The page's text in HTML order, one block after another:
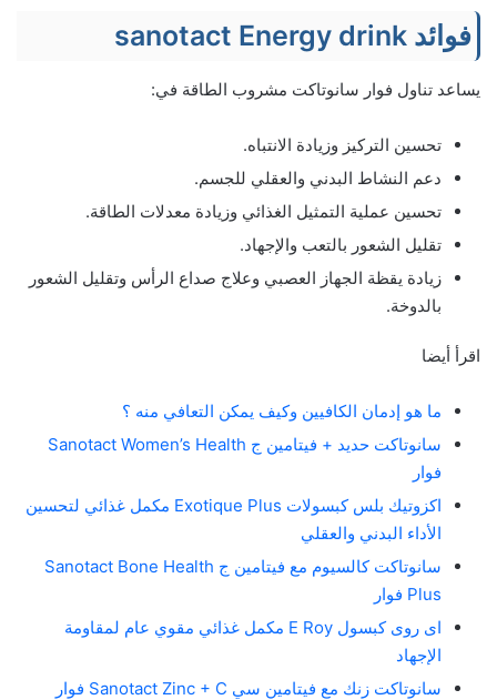
فوائد sanotact Energy drink
يساعد تناول فوار سانوتاكت مشروب الطاقة في:
تحسين التركيز وزيادة الانتباه.
دعم النشاط البدني والعقلي للجسم.
تحسين عملية التمثيل الغذائي وزيادة معدلات الطاقة.
تقليل الشعور بالتعب والإجهاد.
زيادة يقظة الجهاز العصبي وعلاج صداع الرأس وتقليل الشعور
بالدوخة.
اقرأ أيضا
ما هو إدمان الكافيين وكيف يمكن التعافي منه ؟
سانوتاكت حديد + فيتامين ج Sanotact Women’s Health
فوار
اكزوتيك بلس كبسولات Exotique Plus مكمل غذائي لتحسين
الأداء البدني والعقلي
سانوتاكت كالسيوم مع فيتامين ج Sanotact Bone Health
Plus فوار
اى روى كبسول E Roy مكمل غذائي مقوي عام لمقاومة
الإجهاد
سانوتاكت زنك مع فيتامين سي Sanotact Zinc + C فوار